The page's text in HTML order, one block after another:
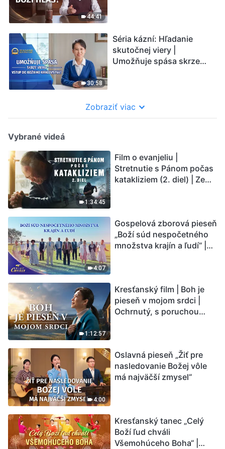
44:41
30:58
Séria kázní: Hľadanie
skutočnej viery |
Umožňuje spása skrze
Zobraziť viac
Vybrané videá
1:34:45
Film o evanjeliu |
Stretnutie s Pánom počas
katakliziem (2. diel) | Zem
Ľudstvu sa začína
odpočítavať čas. Našli ste
spôsob, ako prežiť?
4:07
Gospelová zborová pieseň
„Boží súd nespočetného
množstva krajín a ľudí“ |
1:12:57
Kresťanský film | Boh je
pieseň v mojom srdci |
Ochrnutý, s poruchou
4:00
Oslavná pieseň „Žiť pre
nasledovanie Božej vôle
má najväčší zmysel“
Kresťanský tanec „Celý
Boží ľud chváli
Všemohúceho Boha“ |